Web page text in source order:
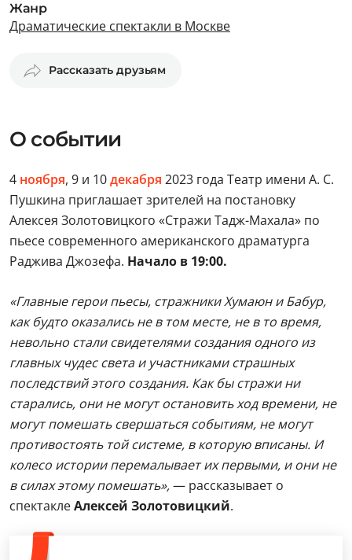
Жанр
Драматические спектакли в Москве
Рассказать друзьям
О событии
4 ноября, 9 и 10декабря 2023 года Театр имени А. С.
Пушкина приглашает зрителей на постановку
Алексея Золотовицкого «Стражи Тадж-Махала» по
пьесе современного американского драматурга
Раджива Джозефа. Начало в 19:00.
«Главные герои пьесы, стражники Хумаюн и Бабур,
как будто оказались не в том месте, не в то время,
невольно стали свидетелями создания одного из
главных чудес света и участниками страшных
последствий этого создания. Как бы стражи ни
старались, они не могут остановить ход времени, не
могут помешать свершаться событиям, не могут
противостоять той системе, в которую вписаны. И
колесо истории перемалывает их первыми, и они не
в силах этому помешать»,— рассказывает о
спектаклеАлексей Золотовицкий.